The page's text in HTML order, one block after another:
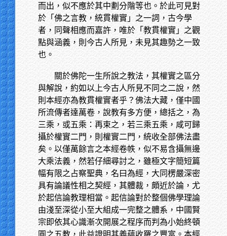
而出，似不應於其中劃分階等也。於此可見對
於「佛之言教，統貫權實」之一詞，古今學
者，同聲相應而嘉許，唯於「教貫權實」之觀
點與涵義，則今古人所見，未見其趣勢之一致
也。
關於佛陀一生所說之教法，其權實之區分
與解說，約如以上今古人所見不同之二說，然
則本經亦為教貫權實者乎？佛法大藏，僅中國
所流傳者達萬卷，說教有多方便，總括之，為
三乘，或五乘：再束之，若三乘五乘，咸可歸
攝於權實二門，則權實二門，統收全部佛法盡
矣。以僅萬餘言之本經卷帙，似不易含攝無邊
大乘法義，然若仔細尋討之，雖極文字簡短篇
幅有限之占察聖典，名曰為經，大同楞嚴深密
具有論議性相之契經，其體裁，頗近於論，尤
於起信論教理相當。起信論對於整個佛學理論
由淺至深從小至大組成一完整之體系，中國賢
宗即依其心識漸次開展之程序而判為小始終頓
圓之五教，此益證明其義蘊收羅之豐富。本經